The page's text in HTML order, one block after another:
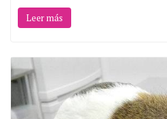
Leer más